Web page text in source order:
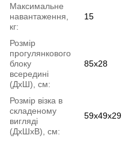
Максимальне
навантаження,
кг:
15
Розмір
прогулянкового
блоку
всередині
(ДхШ), см:
85х28
Розмір візка в
складеному
вигляді
(ДхШхВ), см:
59х49х29